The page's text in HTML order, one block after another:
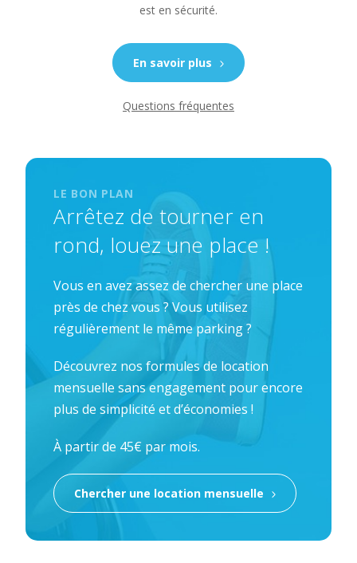
est en sécurité.
En savoir plus
Questions fréquentes
LE BON PLAN
Arrêtez de tourner en
rond, louez une place !
Vous en avez assez de chercher une place
près de chez vous ? Vous utilisez
régulièrement le même parking ?
Découvrez nos formules de location
mensuelle sans engagement pour encore
plus de simplicité et d’économies !
À partir de 45€ par mois.
Chercher une location mensuelle